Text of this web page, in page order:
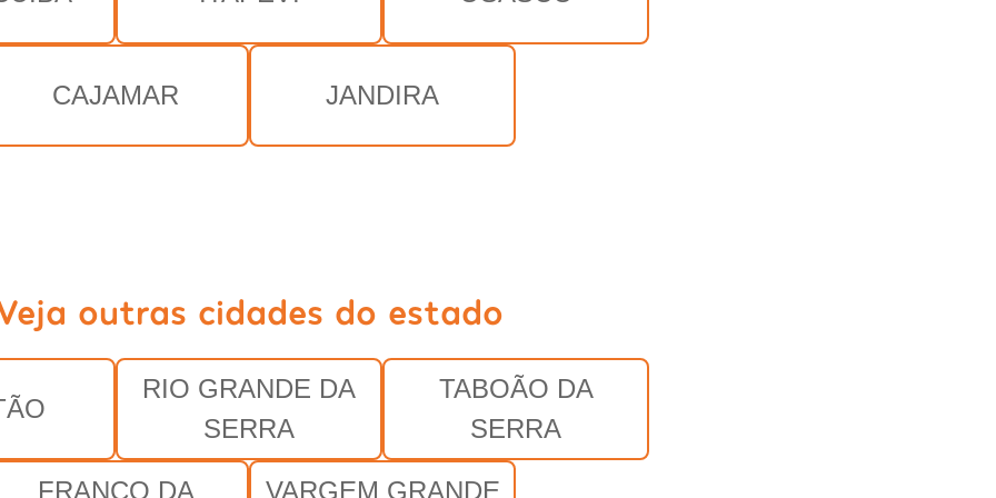
CAJAMAR JANDIRA
outras cidades do estado
RIO GRANDE DA
SERRA
TABOÃO DA
SERRA
FRANCO DA VARGEM GRANDE